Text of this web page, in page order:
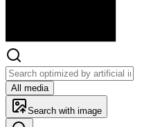
All media
Search with image